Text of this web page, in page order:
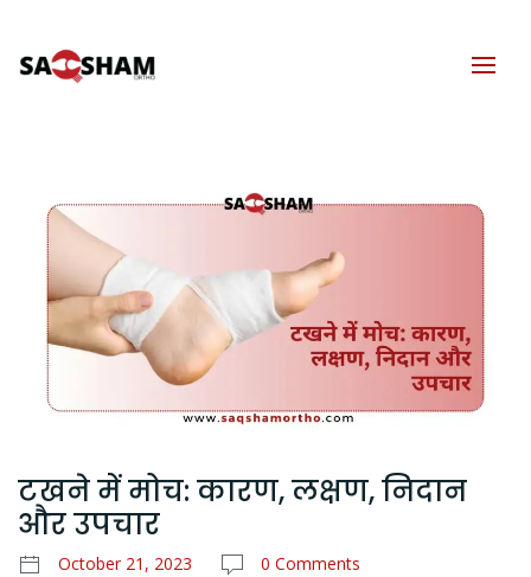
टखने में मोच: कारण, लक्षण, निदान
और उपचार
October 21, 2023 0 Comments